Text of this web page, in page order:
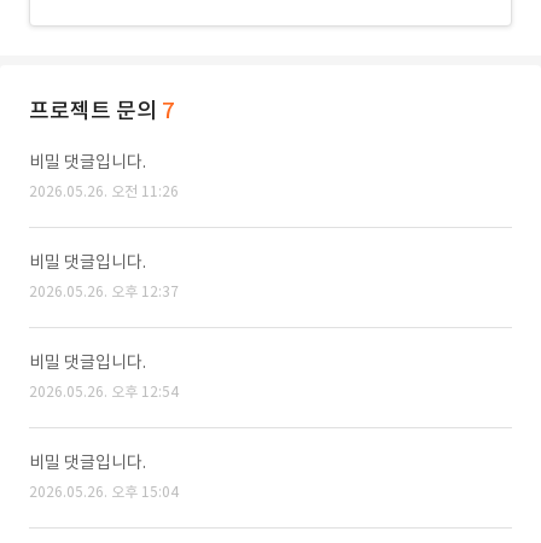
프로젝트 문의 7
비밀 댓글입니다.
2026.05.26. 오전 11:26
비밀 댓글입니다.
2026.05.26. 오후 12:37
비밀 댓글입니다.
2026.05.26. 오후 12:54
비밀 댓글입니다.
2026.05.26. 오후 15:04